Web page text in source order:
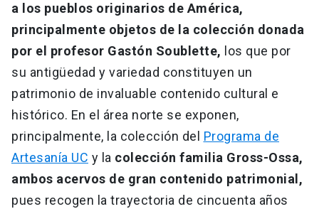
a los pueblos originarios de América,
principalmente objetos de la colección donada
por el profesor Gastón Soublette, los que por
su antigüedad y variedad constituyen un
patrimonio de invaluable contenido cultural e
histórico. En el área norte se exponen,
principalmente, la colección del Programa de
Artesanía UC y la colección familia Gross-Ossa,
ambos acervos de gran contenido patrimonial,
pues recogen la trayectoria de cincuenta años